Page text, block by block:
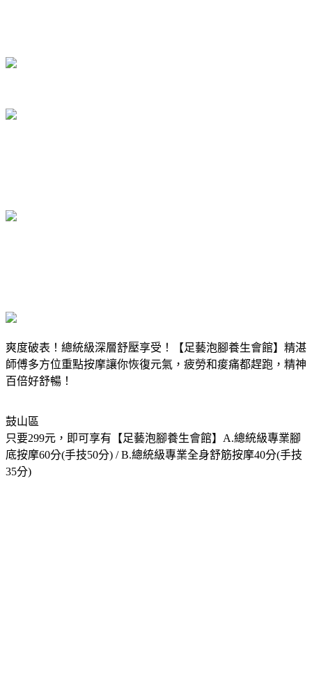
爽度破表！總統級深層舒壓享受！【足藝泡腳養生會館】精湛
師傅多方位重點按摩讓你恢復元氣，疲勞和痠痛都趕跑，精神
百倍好舒暢！
鼓山區
只要299元，即可享有【足藝泡腳養生會館】A.總統級專業腳
底按摩60分(手技50分) / B.總統級專業全身舒筋按摩40分(手技
35分)